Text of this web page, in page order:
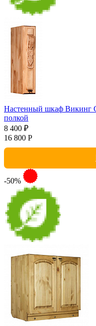
Настенный шкаф Викинг
полкой
8 400 ₽
16 800 Р
-50%